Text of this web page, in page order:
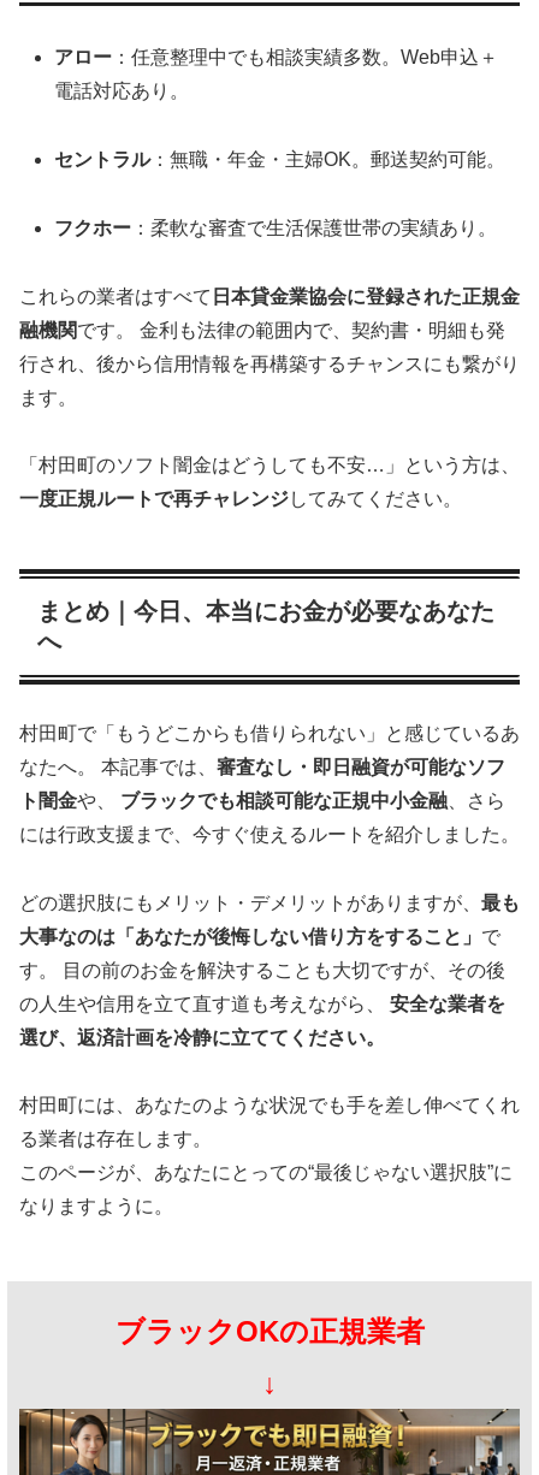
アロー ：任意整理中でも相談実績多数。Web申込＋
電話対応あり。
セントラル：無職・年金・主婦OK。郵送契約可能。
フクホー ：柔軟な審査で生活保護世帯の実績あり。
これらの業者はすべて 日本貸金業協会に登録された正規金
融機関です。 金利も法律の範囲内で、契約書・明細も発
行され、後から信用情報を再構築するチャンスにも繋がり
ます。
「村田町のソフト闇金はどうしても不安…」という方は、
一度正規ルートで再チャレンジしてみてください。
まとめ｜今日、本当にお金が必要なあなた
へ
村田町で「もうどこからも借りられない」と感じているあ
なたへ。 本記事では、 審査なし・即日融資が可能なソフ
ト闇金や、 ブラックでも相談可能な正規中小金融 、さら
には行政支援まで、今すぐ使えるルートを紹介しました。
どの選択肢にもメリット・デメリットがありますが、 最も
大事なのは「あなたが後悔しない借り方をすること」 で
す。 目の前のお金を解決することも大切ですが、その後
の人生や信用を立て直す道も考えながら、 安全な業者を
選び、返済計画を冷静に立ててください。
村田町には、あなたのような状況でも手を差し伸べてくれ
る業者は存在します。
このページが、あなたにとっての“最後じゃない選択肢”に
なりますように。
ブラックOKの正規業者
↓